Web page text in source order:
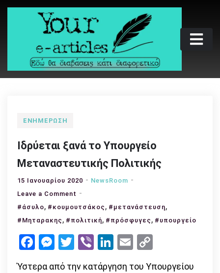
Skip
Your e-articles
Εδώ θα διαβάσεις κάτι διαφορετικό
ΕΝΗΜΈΡΩΣΗ
Ιδρύεται ξανά το Υπουργείο
Μεταναστευτικής Πολιτικής
15 Ιανουαρίου 2020
NewsRoom
Leave a Comment on
Ιδρύεται
ξανά
Υπουργείο
Πολιτικής
#άσυλο, #κουμουτσάκος , #μετανάστευση,
#Μηταρακης , #πολιτική, #πρόσφυγες , #υπουργείο
Facebook
Messenger
Twitter
ViberLinkedIn
Email
Ύστερα από την κατάργηση του Υπουργείου